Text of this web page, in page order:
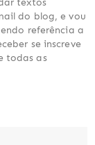
do blog, e vou
referência a
se inscreve
todas as